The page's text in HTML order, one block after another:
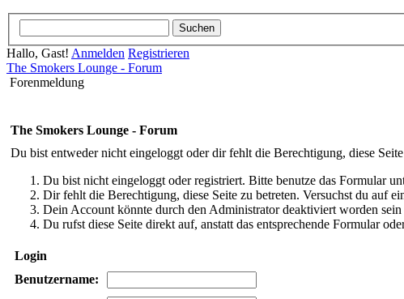
Hallo, Gast! Anmelden Registrieren
The Smokers Lounge - Forum
Forenmeldung
The Smokers Lounge - Forum
Du bist entweder nicht eingeloggt oder dir fehlt die Berechtigung, diese
Du bist nicht eingeloggt oder registriert. Bitte benutze das Formular
Dir fehlt die Berechtigung, diese Seite zu betreten. Versuchst du auf
Dein Account könnte durch den Administrator deaktiviert worden
Du rufst diese Seite direkt auf, anstatt das entsprechende Formular
Login
Benutzername: